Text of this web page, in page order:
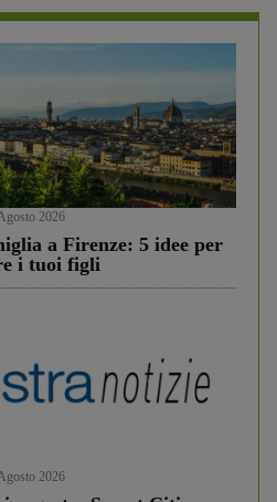
2026
a Firenze: 5 idee per
i tuoi figli
2026